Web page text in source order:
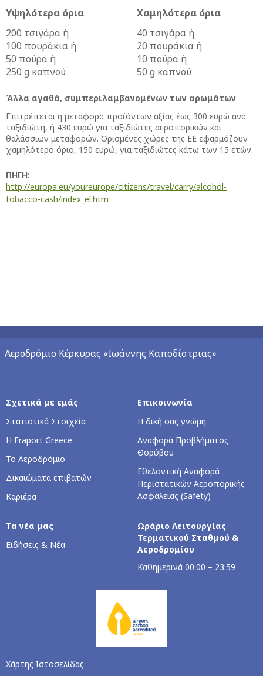
Υψηλότερα όρια
Χαμηλότερα όρια
200 τσιγάρα ή
100 πουράκια ή
50 πούρα ή
250 g καπνού
40 τσιγάρα ή
20 πουράκια ή
10 πούρα ή
50 g καπνού
Άλλα αγαθά, συμπεριλαμβανομένων των αρωμάτων
Επιτρέπεται η μεταφορά προϊόντων αξίας έως 300 ευρώ ανά
ταξιδιώτη, ή 430 ευρώ για ταξιδιώτες αεροπορικών και
θαλάσσιων μεταφορών. Ορισμένες χώρες της ΕΕ εφαρμόζουν
χαμηλότερο όριο, 150 ευρώ, για ταξιδιώτες κάτω των 15 ετών.
ΠΗΓΗ:
http://europa.eu/youreurope/citizens/travel/carry/alcohol-
tobacco-cash/index_el.htm
Αεροδρόμιο Κέρκυρας «Ιωάννης Καποδίστριας»
Σχετικά με εμάς
Στατιστικά Στοιχεία
Η Fraport Greece
Το Αεροδρόμιο
Δικαιώματα επιβατών
Καριέρα
Επικοινωνία
Η δική σας γνώμη
Αναφορά Προβλήματος
Θορύβου
Εθελοντική Αναφορά
Περιστατικών Αεροπορικής
Ασφάλειας (Safety)
Τα νέα μας
Ειδήσεις & Νέα
Ωράριο Λειτουργίας
Τερματικού Σταθμού &
Αεροδρομίου
Kαθημερινά 00:00 – 23:59
Χάρτης Ιστοσελίδας